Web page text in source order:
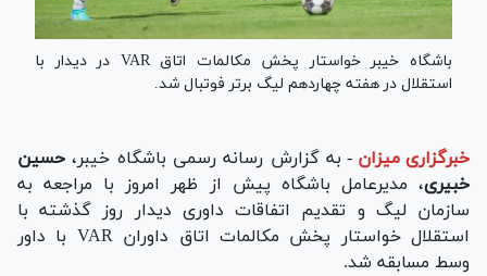
باشگاه خیبر خواستار پخش مکالمات اتاق VAR در دیدار با
استقلال در هفته چهاردهم لیگ برتر فوتبال شد.
خبرگزاری میزان - به گزارش رسانه رسمی باشگاه خیبر، حسین
خبیری، مدیرعامل باشگاه پیش از ظهر امروز با مراجعه به
سازمان لیگ و تقدیم اتفاقات داوری دیدار روز گذشته با
استقلال خواستار پخش مکالمات اتاق داوران VAR با داور
وسط مسابقه شد.